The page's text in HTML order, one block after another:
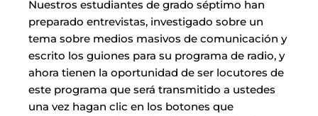
Nuestros estudiantes de grado séptimo han
preparado entrevistas, investigado sobre un
tema sobre medios masivos de comunicación y
escrito los guiones para su programa de radio, y
ahora tienen la oportunidad de ser locutores de
este programa que será transmitido a ustedes
una vez hagan clic en los botones que